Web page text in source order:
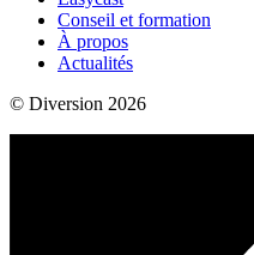
Conseil et formation
À propos
Actualités
© Diversion 2026